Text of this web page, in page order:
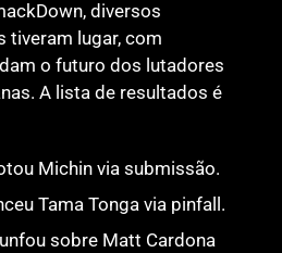
diversos
tiveram lugar, com
o futuro dos lutadores
A lista de resultados é
Michin via submissão.
Tama Tonga via pinfall.
sobre Matt Cardona